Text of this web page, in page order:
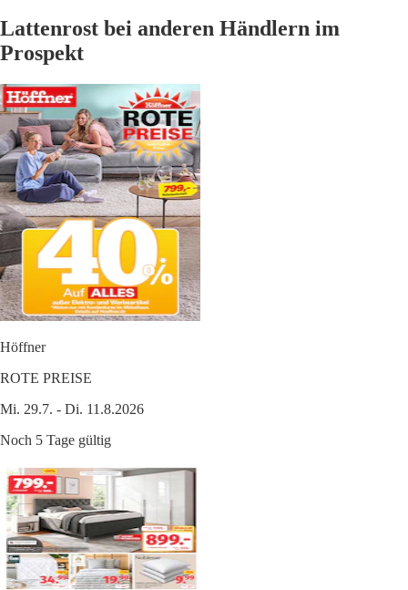
Lattenrost bei anderen Händlern im
Prospekt
Höffner
ROTE PREISE
Mi. 29.7. - Di. 11.8.2026
Noch 5 Tage gültig